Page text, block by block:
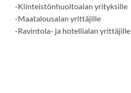
-Kiinteistönhuoltoalan yrityksille
-Maatalousalan yrittäjille
-Ravintola- ja hotellialan yrittäjille